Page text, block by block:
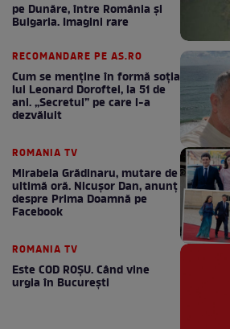
pe Dunăre, între România şi
Bulgaria. Imagini rare
RECOMANDARE PE AS.RO
Cum se menţine în formă soţia
lui Leonard Doroftei, la 51 de
ani. „Secretul” pe care l-a
dezvăluit
ROMANIA TV
Mirabela Grădinaru, mutare de
ultimă oră. Nicuşor Dan, anunţ
despre Prima Doamnă pe
Facebook
ROMANIA TV
Este COD ROŞU. Când vine
urgia în Bucureşti